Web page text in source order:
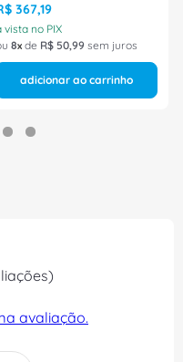
367,19
vista no PIX
8 de R$ 50,99 sem juros
adicionar ao carrinho
avaliação.